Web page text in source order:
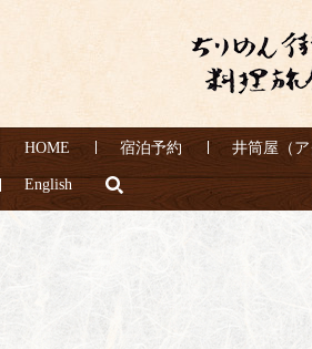
HOME 宿泊予約 井筒屋（ア
English